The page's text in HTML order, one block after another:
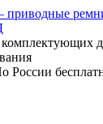
России